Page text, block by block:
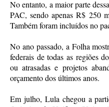
No entanto, a maior parte
PAC, sendo apenas R$ 250
Também foram incluídos no
No ano passado, a Folha
federais de todas as regiões
ou atrasadas e projetos
orçamento dos últimos anos.
Em julho, Lula chegou a